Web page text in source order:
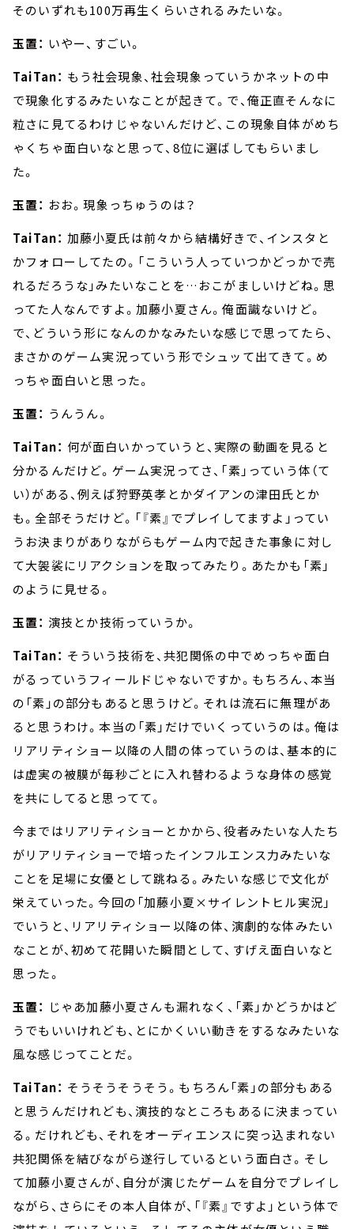
そのいずれも100万再生くらいされるみたいな。
玉置： いやー、すごい。
TaiTan： もう社会現象、社会現象っていうかネットの中
で現象化するみたいなことが起きて。で、俺正直そんなに
粒さに見てるわけじゃないんだけど、この現象自体がめち
ゃくちゃ面白いなと思って、8位に選ばしてもらいまし
た。
玉置： おお。現象っちゅうのは？
TaiTan： 加藤小夏氏は前々から結構好きで、インスタと
かフォローしてたの。「こういう人っていつかどっかで売
れるだろうな」みたいなことを…おこがましいけどね。思
ってた人なんですよ。加藤小夏さん。俺面識ないけど。
で、どういう形になんのかなみたいな感じで思ってたら、
まさかのゲーム実況っていう形でシュッて出てきて。め
っちゃ面白いと思った。
玉置： うんうん。
TaiTan： 何が面白いかっていうと、実際の動画を見ると
分かるんだけど。ゲーム実況ってさ、「素」っていう体（て
い）がある、例えば狩野英孝とかダイアンの津田氏とか
も。全部そうだけど。「『素』でプレイしてますよ」ってい
うお決まりがありながらもゲーム内で起きた事象に対し
て大袈裟にリアクションを取ってみたり。あたかも「素」
のように見せる。
玉置： 演技とか技術っていうか。
TaiTan： そういう技術を、共犯関係の中でめっちゃ面白
がるっていうフィールドじゃないですか。もちろん、本当
の「素」の部分もあると思うけど。それは流石に無理があ
ると思うわけ。本当の「素」だけでいくっていうのは。俺は
リアリティショー以降の人間の体っていうのは、基本的に
は虚実の被膜が毎秒ごとに入れ替わるような身体の感覚
を共にしてると思ってて。
今まではリアリティショーとかから、役者みたいな人たち
がリアリティショーで培ったインフルエンス力みたいな
ことを足場に女優として跳ねる。みたいな感じで文化が
栄えていった。今回の「加藤小夏×サイレントヒル実況」
でいうと、リアリティショー以降の体、演劇的な体みたい
なことが、初めて花開いた瞬間として、すげえ面白いなと
思った。
玉置： じゃあ加藤小夏さんも漏れなく、「素」かどうかはど
うでもいいけれども、とにかくいい動きをするなみたいな
風な感じってことだ。
TaiTan： そうそうそうそう。もちろん「素」の部分もある
と思うんだけれども、演技的なところもあるに決まってい
る。だけれども、それをオーディエンスに突っ込まれない
共犯関係を結びながら遂行しているという面白さ。そし
て加藤小夏さんが、自分が演じたゲームを自分でプレイし
ながら、さらにその本人自体が、「『素』ですよ」という体で